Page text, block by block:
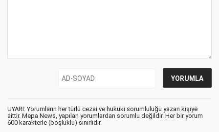
UYARI: Yorumların her türlü cezai ve hukuki sorumluluğu yazan kişiye
aittir. Mepa News, yapılan yorumlardan sorumlu değildir. Her bir yorum
600 karakterle (boşluklu) sınırlıdır.